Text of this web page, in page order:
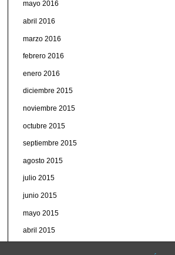
mayo 2016
abril 2016
marzo 2016
febrero 2016
enero 2016
diciembre 2015
noviembre 2015
octubre 2015
septiembre 2015
agosto 2015
julio 2015
junio 2015
mayo 2015
abril 2015